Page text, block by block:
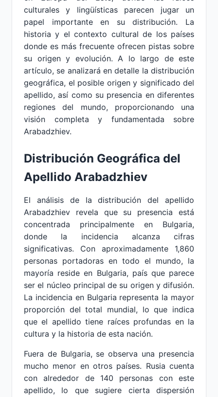
culturales y lingüísticas parecen jugar un
papel importante en su distribución. La
historia y el contexto cultural de los países
donde es más frecuente ofrecen pistas sobre
su origen y evolución. A lo largo de este
artículo, se analizará en detalle la distribución
geográfica, el posible origen y significado del
apellido, así como su presencia en diferentes
regiones del mundo, proporcionando una
visión completa y fundamentada sobre
Arabadzhiev.
Distribución Geográfica del
Apellido Arabadzhiev
El análisis de la distribución del apellido
Arabadzhiev revela que su presencia está
concentrada principalmente en Bulgaria,
donde la incidencia alcanza cifras
significativas. Con aproximadamente 1,860
personas portadoras en todo el mundo, la
mayoría reside en Bulgaria, país que parece
ser el núcleo principal de su origen y difusión.
La incidencia en Bulgaria representa la mayor
proporción del total mundial, lo que indica
que el apellido tiene raíces profundas en la
cultura y la historia de esta nación.
Fuera de Bulgaria, se observa una presencia
mucho menor en otros países. Rusia cuenta
con alrededor de 140 personas con este
apellido, lo que sugiere cierta dispersión